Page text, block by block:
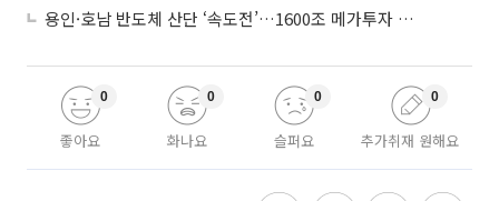
용인·호남 반도체 산단 ‘속도전’…1600조 메가투자 이행 총력
좋아요
0
화나요
0
슬퍼요
0
추가취재 원해요
0